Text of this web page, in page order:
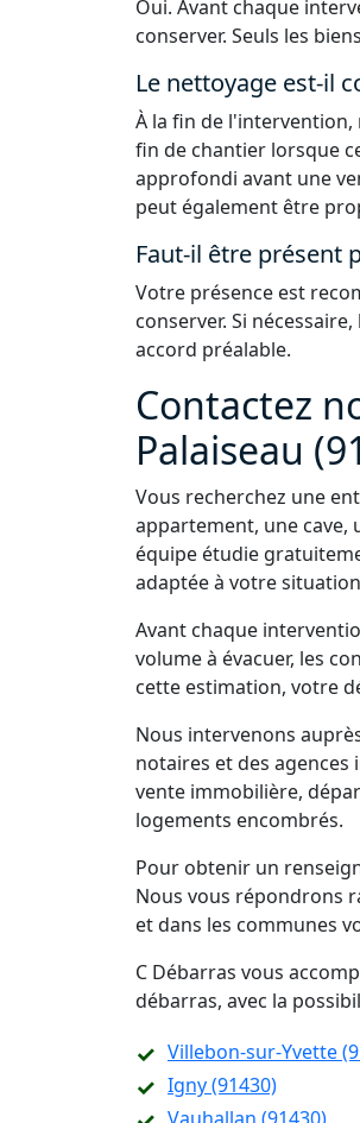
Oui. Avant chaque
conserver. Seuls les
Le nettoyage est-il
À la fin de
fin de chantier lorsque
approfondi avant une
peut également être
Faut-il être présent
Votre présence est
conserver. Si
accord préalable.
Contactez
Palaiseau
Vous recherchez une
appartement, une cave,
équipe étudie
adaptée à votre
Avant chaque
volume à évacuer, les
cette estimation, votre
Nous intervenons
notaires et des
vente immobilière,
logements encombrés.
Pour obtenir un
Nous vous répondrons
et dans les communes
C Débarras vous
débarras, avec la
Villebon-sur-Yvette
Igny (91430)